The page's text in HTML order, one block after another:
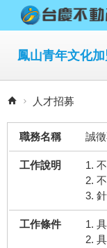
鳳山青年文化
人才招募
職務名稱 誠
工作說明
1.
2.
3.
工作條件
1.
2.